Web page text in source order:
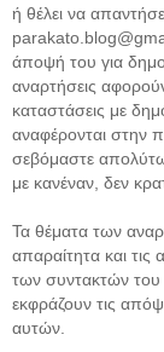
ή θέλει να
άποψή του για
αναρτήσεις
καταστάσεις με
αναφέρονται στην
σεβόμαστε
με κανέναν, δεν
Τα θέματα των
απαραίτητα και τις
των συντακτών του
εκφράζουν τις
αυτών.